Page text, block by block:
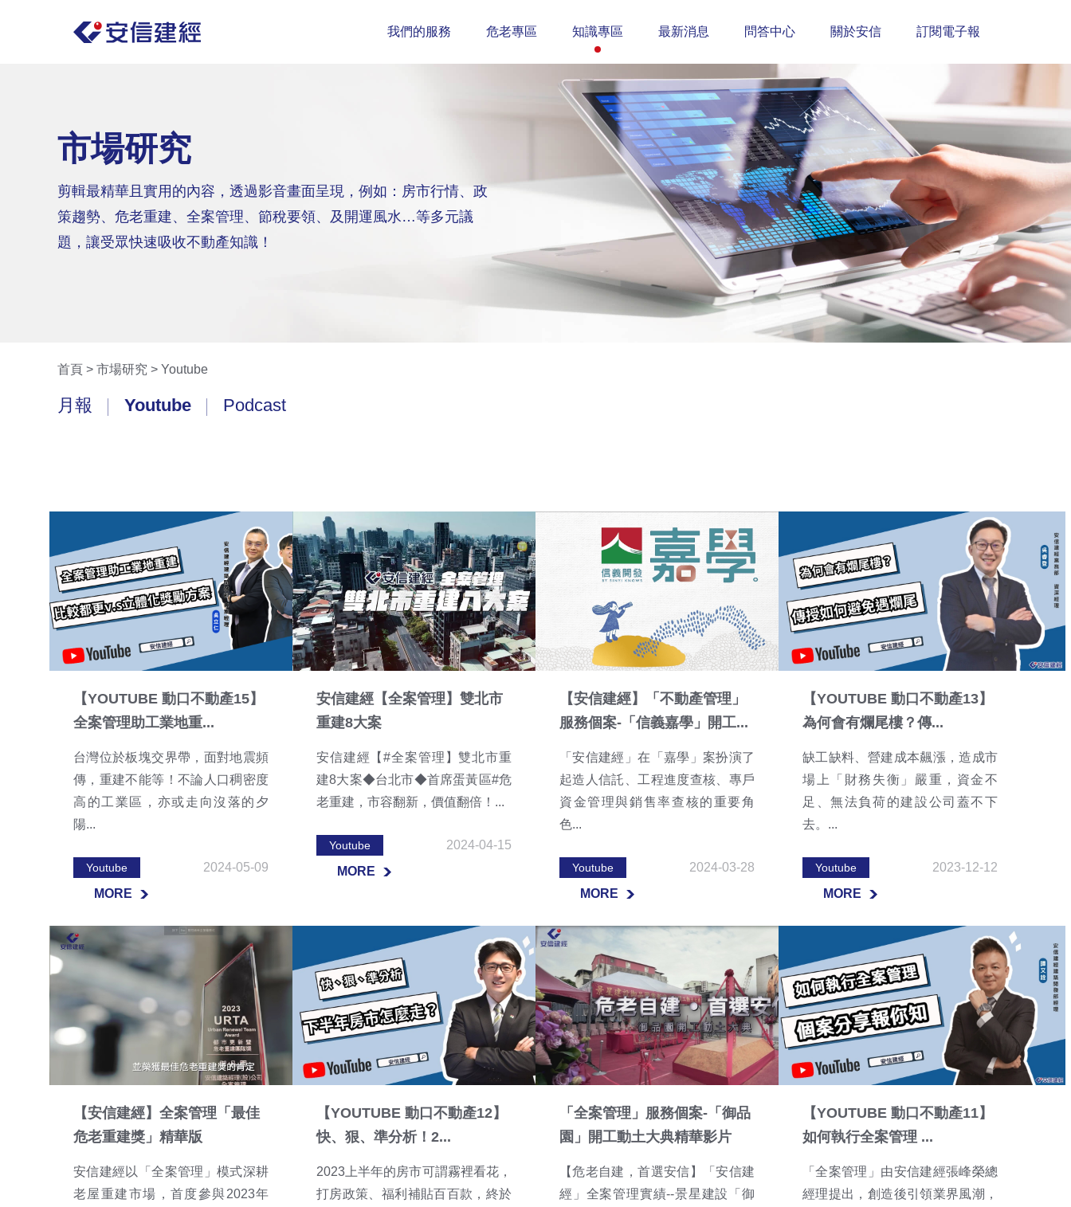
我們的服務 危老專區 知識專區 最新消息 問答中心 關於安信 訂閱電子報
市場研究
剪輯最精華且實用的內容，透過影音畫面呈現，例如：房市行情、政
策趨勢、危老重建、全案管理、節稅要領、及開運風水…等多元議
題，讓受眾快速吸收不動產知識！
首頁 > 市場研究 > Youtube
月報 Youtube Podcast
【YOUTUBE 動口不動產15】
全案管理助工業地重...
台灣位於板塊交界帶，面對地震頻
傳，重建不能等！不論人口稠密度
高的工業區，亦或走向沒落的夕
陽...
Youtube
2024-05-09
MORE
MORE
安信建經【全案管理】雙北市
重建8大案
安信建經【#全案管理】雙北市重
建8大案◆台北市◆首席蛋黃區#危
老重建，市容翻新，價值翻倍！...
Youtube
2024-04-15
MORE
【安信建經】「不動產管理」
服務個案-「信義嘉學」開工...
「安信建經」在「嘉學」案扮演了
起造人信託、工程進度查核、專戶
資金管理與銷售率查核的重要角
色...
Youtube
2024-03-28
MORE
MORE
【YOUTUBE 動口不動產13】
為何會有爛尾樓？傳...
缺工缺料、營建成本飆漲，造成市
場上「財務失衡」嚴重，資金不
足、無法負荷的建設公司蓋不下
去。...
Youtube
2023-12-12
MORE
MORE
【安信建經】全案管理「最佳
危老重建獎」精華版
安信建經以「全案管理」模式深耕
老屋重建市場，首度參與2023年
【YOUTUBE 動口不動產12】
快、狠、準分析！2...
2023上半年的房市可謂霧裡看花，
打房政策、福利補貼百百款，終於
「全案管理」服務個案-「御品
園」開工動土大典精華影片
【危老自建，首選安信】「安信建
經」全案管理實績--景星建設「御
【YOUTUBE 動口不動產11】
如何執行全案管理 ...
「全案管理」由安信建經張峰榮總
經理提出，創造後引領業界風潮，